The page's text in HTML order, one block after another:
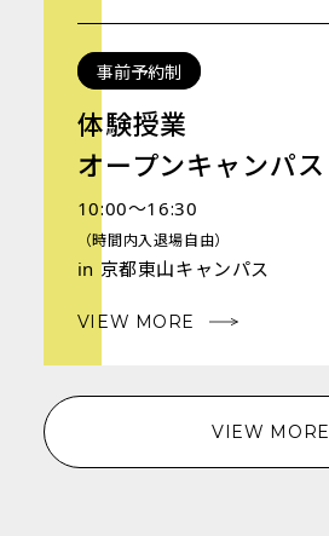
事前予約制
体験授業
オープンキャンパス
10:00～16:30
（時間内入退場自由）
in 京都東山キャンパス
VIEW MORE
VIEW MORE